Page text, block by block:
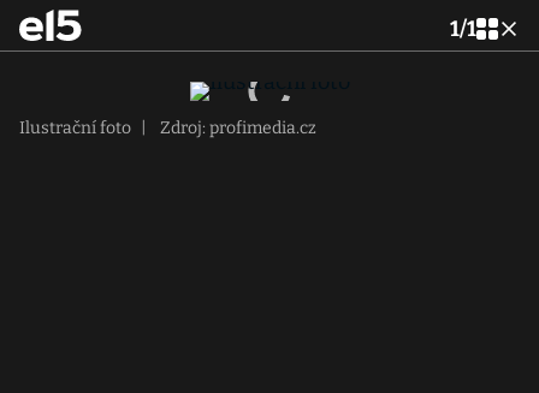
1/1
Ilustrační foto Zdroj: profimedia.cz